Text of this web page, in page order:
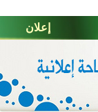
إعلان